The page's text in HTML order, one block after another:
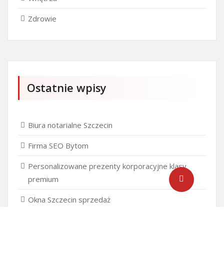
Zdrowie
Ostatnie wpisy
Biura notarialne Szczecin
Firma SEO Bytom
Personalizowane prezenty korporacyjne klasy
premium
Okna Szczecin sprzedaż